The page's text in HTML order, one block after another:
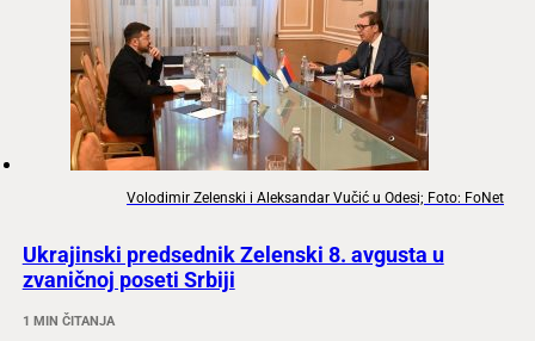
Volodimir Zelenski i Aleksandar Vučić u Odesi; Foto: FoNet
Ukrajinski predsednik Zelenski 8. avgusta u
zvaničnoj poseti Srbiji
1 MIN ČITANJA